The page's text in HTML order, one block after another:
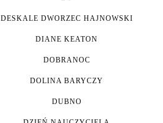
DESKALE DWORZEC HAJNOWSKI
DIANE KEATON
DOBRANOC
DOLINA BARYCZY
DUBNO